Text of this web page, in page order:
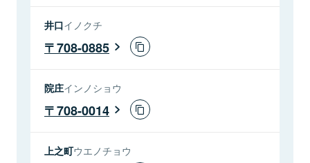
井口イノクチ
708-0885
院庄インノショウ
708-0014
上之町ウエノチョウ